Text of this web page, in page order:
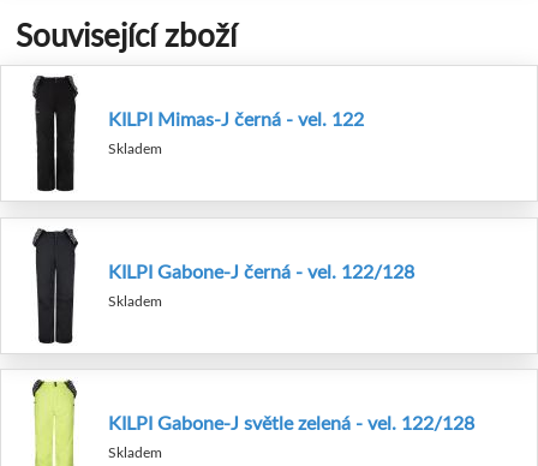
Související zboží
KILPI Mimas-J černá - vel. 122
Skladem
KILPI Gabone-J černá - vel. 122/128
Skladem
KILPI Gabone-J světle zelená - vel. 122/128
Skladem